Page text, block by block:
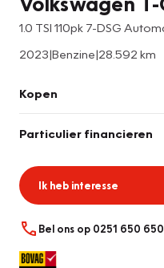
2023|Benzine|28.592 km
Kopen
Particulier financieren
Ik heb interesse
Bel ons op 0251 650 650